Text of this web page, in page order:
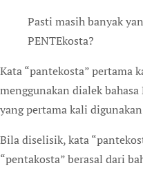
Pasti masih banyak yang bingung, mana terminologi yang benar: PANTEkosta, PENTAkosta, atau
PENTEkosta?
Kata “pantekosta” pertama
menggunakan dialek
yang pertama kali
Bila diselisik, kata
“pentakosta” berasal dari